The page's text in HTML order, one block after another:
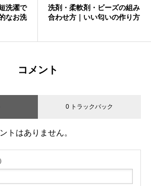
洗濯で
なお洗
洗剤・柔軟剤・ビーズの組み
合わせ方｜いい匂いの作り方
コメント
0 トラックバック
トはありません。